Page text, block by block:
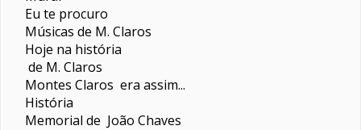
Eu te procuro
Músicas de M. Claros
Hoje na história
de M. Claros
Montes Claros era assim...
História
Memorial de João Chaves